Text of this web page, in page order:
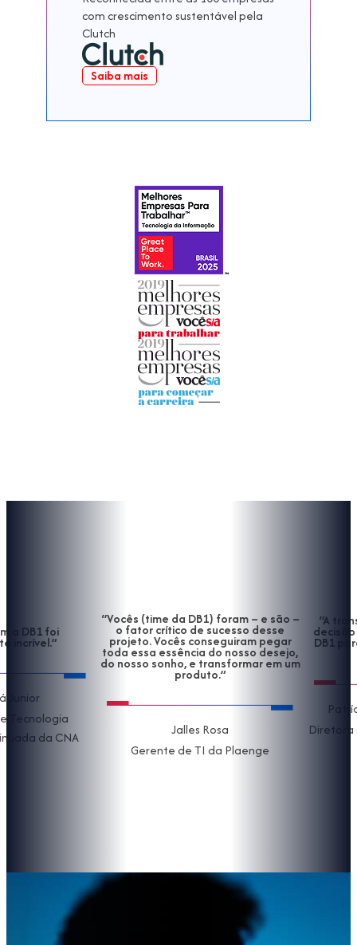
com crescimento sustentável pela
Clutch
Saiba mais
“Vocês (time da DB1) foram – e são –
o fator crítico de sucesso desse
projeto. Vocês conseguiram pegar
toda essa essência do nosso desejo,
do nosso sonho, e transformar em um
Gerente de TI da Plaenge
“A transparência
decisão deixou
DB1 para o
Patrícia Michelle
Diretora de